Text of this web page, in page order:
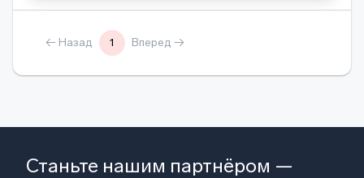
← Назад 1 Вперед →
Станьте нашим партнёром —